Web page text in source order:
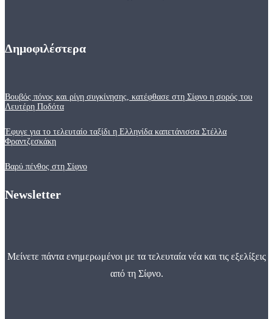
Δημοφιλέστερα
Βουβός πόνος και ρίγη συγκίνησης, κατέφθασε στη Σίφνο η σορός του
Λευτέρη Ποδότα
Έφυγε για το τελευταίο ταξίδι η Ελληνίδα καπετάνισσα Στέλλα
Φραντζεσκάκη
Βαρύ πένθος στη Σίφνο
Newsletter
Μείνετε πάντα ενημερωμένοι με τα τελευταία νέα και τις εξελίξεις
από τη Σίφνο.